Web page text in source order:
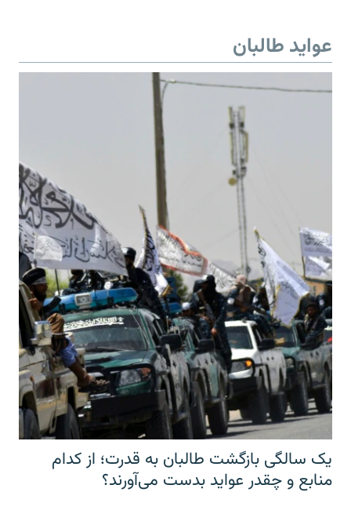
عواید طالبان
یک سالگی بازگشت طالبان به قدرت؛ از کدام
منابع و چقدر عواید بدست می‌آورند؟